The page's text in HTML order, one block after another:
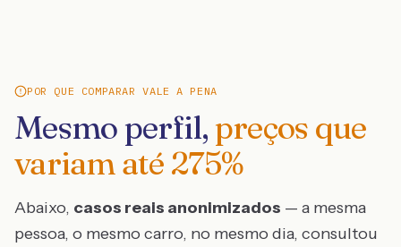
POR QUE COMPARAR VALE A PENA
Mesmo perfil, preços que
variam até 275%
Abaixo, casos reais anonimizados — a mesma
pessoa, o mesmo carro, no mesmo dia, consultou